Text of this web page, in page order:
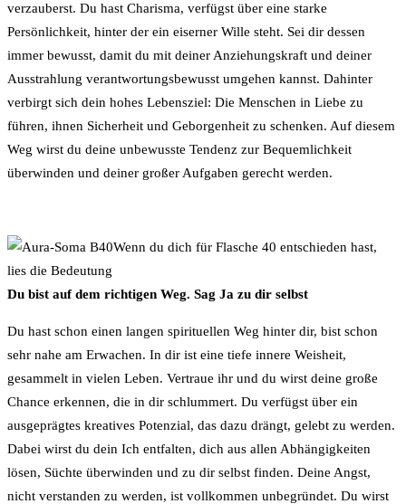
verzauberst. Du hast Charisma, verfügst über eine starke
Persönlichkeit, hinter der ein eiserner Wille steht. Sei dir dessen
immer bewusst, damit du mit deiner Anziehungskraft und deiner
Ausstrahlung verantwortungsbewusst umgehen kannst. Dahinter
verbirgt sich dein hohes Lebensziel: Die Menschen in Liebe zu
führen, ihnen Sicherheit und Geborgenheit zu schenken. Auf diesem
Weg wirst du deine unbewusste Tendenz zur Bequemlichkeit
überwinden und deiner großer Aufgaben gerecht werden.
Wenn du dich für Flasche 40 entschieden hast,
lies die Bedeutung
Du bist auf dem richtigen Weg. Sag Ja zu dir selbst
Du hast schon einen langen spirituellen Weg hinter dir, bist schon
sehr nahe am Erwachen. In dir ist eine tiefe innere Weisheit,
gesammelt in vielen Leben. Vertraue ihr und du wirst deine große
Chance erkennen, die in dir schlummert. Du verfügst über ein
ausgeprägtes kreatives Potenzial, das dazu drängt, gelebt zu werden.
Dabei wirst du dein Ich entfalten, dich aus allen Abhängigkeiten
lösen, Süchte überwinden und zu dir selbst finden. Deine Angst,
nicht verstanden zu werden, ist vollkommen unbegründet. Du wirst